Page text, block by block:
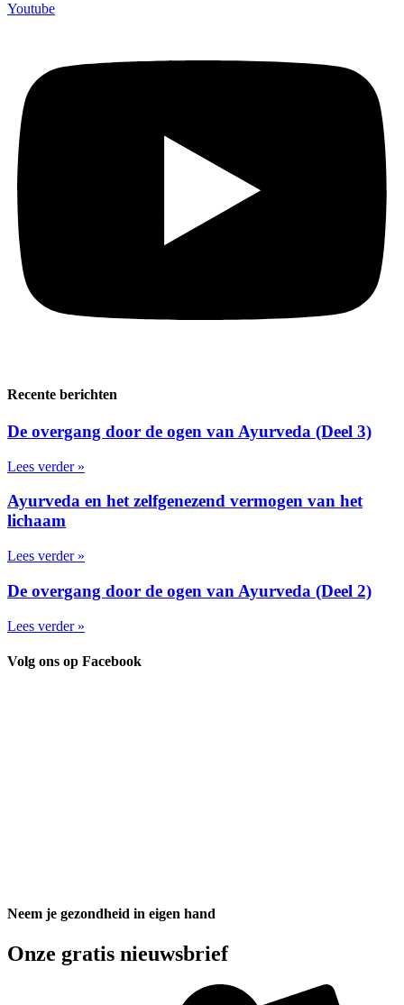
Youtube
Recente berichten
De overgang door de ogen van Ayurveda (Deel 3)
Lees verder »
Ayurveda en het zelfgenezend vermogen van het
lichaam
Lees verder »
De overgang door de ogen van Ayurveda (Deel 2)
Lees verder »
Volg ons op Facebook
Neem je gezondheid in eigen hand
Onze gratis nieuwsbrief